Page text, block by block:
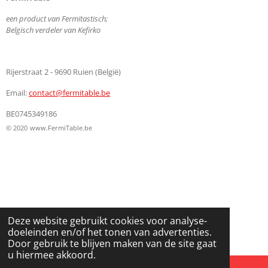
Deze website gebruikt cookies voor analyse-
doeleinden en/of het tonen van advertenties.
Door gebruik te blijven maken van de site gaat
u hiermee akkoord.
een product van Fermitastisch;
Belgisch verdeler van Kefirko
Rijerstraat 2 - 9690 Ruien (België)
Email:contact@fermitable.be
BE0745349186
© 2020 www.FermiTable.be